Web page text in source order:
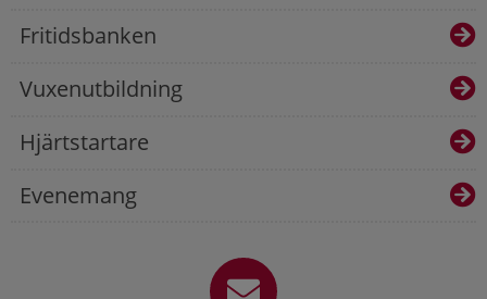
Fritidsbanken
Vuxenutbildning
Hjärtstartare
Evenemang